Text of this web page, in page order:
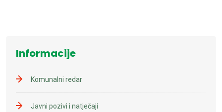
Informacije
Komunalni redar
Javni pozivi i natječaji